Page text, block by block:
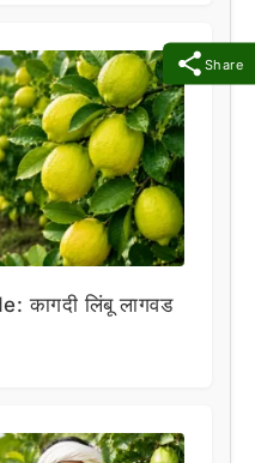
Share
कागदी लिंबू लागवड